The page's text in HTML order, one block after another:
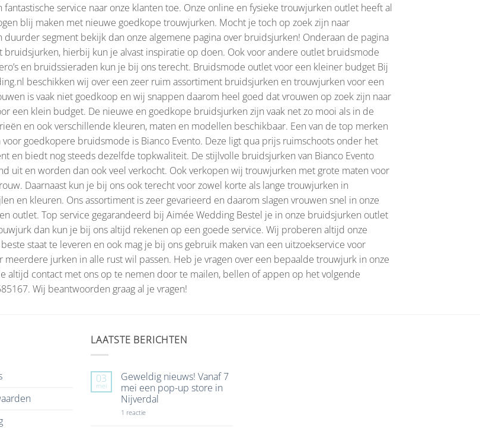
service naar onze klanten toe. Onze online en fysieke trouwjurken outlet heeft al
blij maken met nieuwe goedkope trouwjurken. Mocht je toch op zoek zijn naar
duurder segment bekijk dan onze algemene pagina over bruidsjurken! Onderaan de pagina
bruidsjurken, hierbij kun je alvast inspiratie op doen. Ook voor andere outlet bruidsmode
en bruidssieraden kun je bij ons terecht. Bruidsmode outlet voor een kleiner budget Bij
beschikken wij over een zeer ruim assortiment bruidsjurken en trouwjurken voor een
is vaak niet goedkoop en wij snappen daarom heel goed dat vrouwen op zoek zijn naar
een klein budget. De nieuwe en goedkope bruidsjurken zijn vaak net zo mooi als in de
en ook verschillende kleuren, maten en modellen beschikbaar. Een van de top merken
goedkopere bruidsmode is Bianco Evento. Deze ligt qua prijs ruimschoots onder het
en biedt nog steeds dezelfde topkwaliteit. De stijlvolle bruidsjurken van Bianco Evento
uit en worden dan ook veel verkocht. Ook verkopen wij trouwjurken met grote maten voor
Daarnaast kun je bij ons ook terecht voor zowel korte als lange trouwjurken in
en kleuren. Ons assortiment is zeer gevarieerd en daarom slagen vrouwen snel in onze
outlet. Top service gegarandeerd bij Aimée Wedding Bestel je in onze bruidsjurken outlet
dan kun je bij ons altijd rekenen op een goede service. Wij proberen altijd onze
staat te leveren en ook mag je bij ons gebruik maken van een uitzoekservice voor
meerdere jurken in alle rust wil passen. Heb je vragen over een bepaalde trouwjurk in onze
altijd contact met ons op te nemen door te mailen, bellen of appen op het volgende
Wij beantwoorden graag al je vragen!
LAATSTE BERICHTEN
03
mei
Geweldig nieuws! Vanaf 7
mei een pop-up store in
Nijverdal
1 reactieop